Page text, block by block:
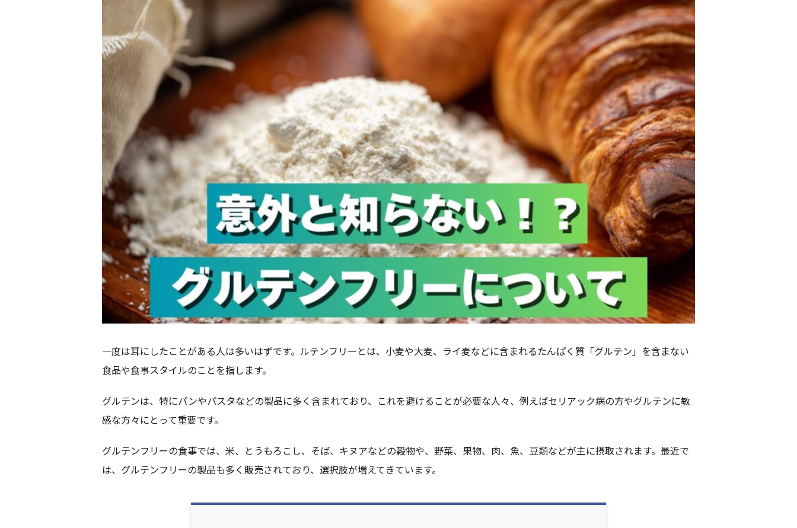
一度は耳にしたことがある人は多いはずです。ルテンフリーとは、小麦や大麦、ライ麦などに含まれるたんぱく質「グルテン」を含まない
食品や食事スタイルのことを指します。
グルテンは、特にパンやパスタなどの製品に多く含まれており、これを避けることが必要な人々、例えばセリアック病の方やグルテンに敏
感な方々にとって重要です。
グルテンフリーの食事では、米、とうもろこし、そば、キヌアなどの穀物や、野菜、果物、肉、魚、豆類などが主に摂取されます。最近で
は、グルテンフリーの製品も多く販売されており、選択肢が増えてきています。